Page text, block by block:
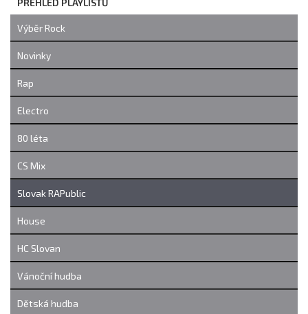
PŘEHLED PLAYLISTŮ
Výběr Rock
Novinky
Rap
Electro
80 léta
CS Mix
Slovak RAPublic
House
HC Slovan
Vánoční hudba
Dětská hudba